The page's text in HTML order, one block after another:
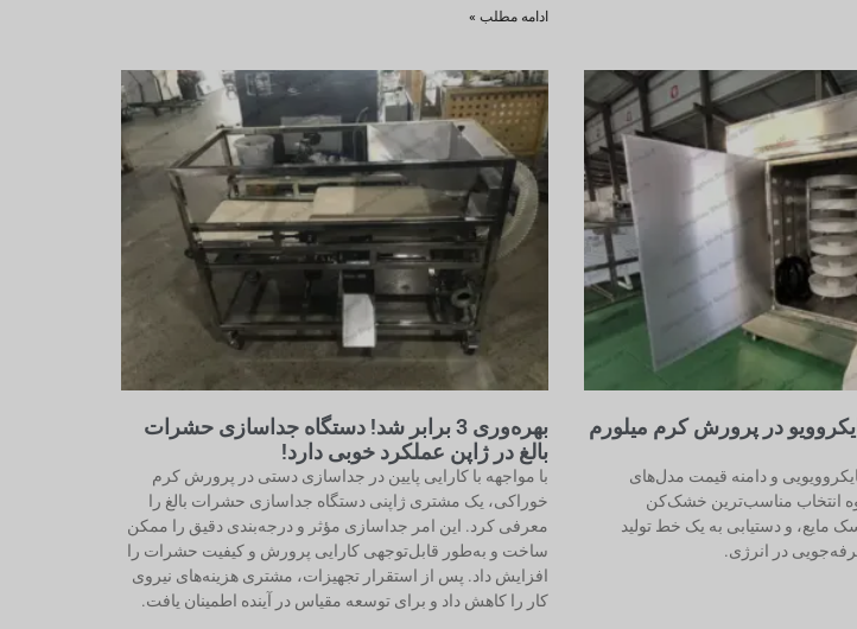
ادامه مطلب »
در پرورش کرم میلورم
و دامنه قیمت مدل‌های
انتخاب مناسب‌ترین خشک‌کن
مایع، و دستیابی به یک خط تولید
در انرژی.
بهره‌وری 3 برابر شد! دستگاه جداسازی حشرات
بالغ در ژاپن عملکرد خوبی دارد!
با مواجهه با کارایی پایین در جداسازی دستی در پرورش کرم
خوراکی، یک مشتری ژاپنی دستگاه جداسازی حشرات بالغ را
معرفی کرد. این امر جداسازی مؤثر و درجه‌بندی دقیق را ممکن
ساخت و به‌طور قابل‌توجهی کارایی پرورش و کیفیت حشرات را
افزایش داد. پس از استقرار تجهیزات، مشتری هزینه‌های نیروی
کار را کاهش داد و برای توسعه مقیاس در آینده اطمینان یافت.